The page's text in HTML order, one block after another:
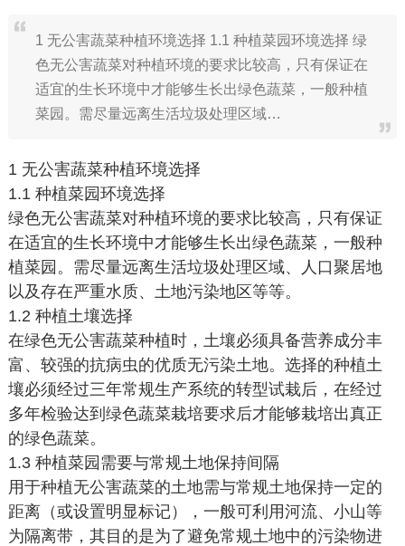
1 无公害蔬菜种植环境选择 1.1 种植菜园环境选择 绿
色无公害蔬菜对种植环境的要求比较高，只有保证在
适宜的生长环境中才能够生长出绿色蔬菜，一般种植
菜园。需尽量远离生活垃圾处理区域…
1 无公害蔬菜种植环境选择
1.1 种植菜园环境选择
绿色无公害蔬菜对种植环境的要求比较高，只有保证
在适宜的生长环境中才能够生长出绿色蔬菜，一般种
植菜园。需尽量远离生活垃圾处理区域、人口聚居地
以及存在严重水质、土地污染地区等等。
1.2 种植土壤选择
在绿色无公害蔬菜种植时，土壤必须具备营养成分丰
富、较强的抗病虫的优质无污染土地。选择的种植土
壤必须经过三年常规生产系统的转型试栽后，在经过
多年检验达到绿色蔬菜栽培要求后才能够栽培出真正
的绿色蔬菜。
1.3 种植菜园需要与常规土地保持间隔
用于种植无公害蔬菜的土地需与常规土地保持一定的
距离（或设置明显标记），一般可利用河流、小山等
为隔离带，其目的是为了避免常规土地中的污染物进